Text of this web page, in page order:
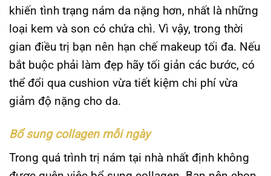
khiến tình trạng nám da nặng hơn, nhất là những
loại kem và son có chứa chì. Vì vậy, trong thời
gian điều trị bạn nên hạn chế makeup tối đa. Nếu
bắt buộc phải làm đẹp hãy tối giản các bước, có
thể đổi qua cushion vừa tiết kiệm chi phí vừa
giảm độ nặng cho da.
Bổ sung collagen mỗi ngày
Trong quá trình trị nám tại nhà nhất định không